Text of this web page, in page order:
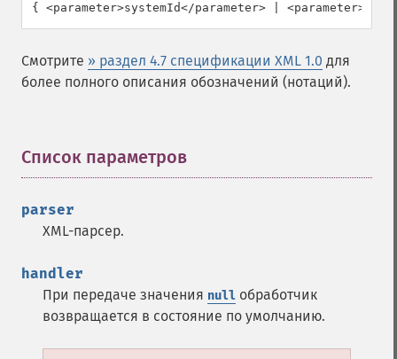
{ <parameter>systemId</parameter> |
Смотрите » раздел 4.7 спецификации XML 1.0 для
более полного описания обозначений (нотаций).
Список параметров
parser
XML-парсер.
handler
При передаче значения null обработчик
возвращается в состояние по умолчанию.